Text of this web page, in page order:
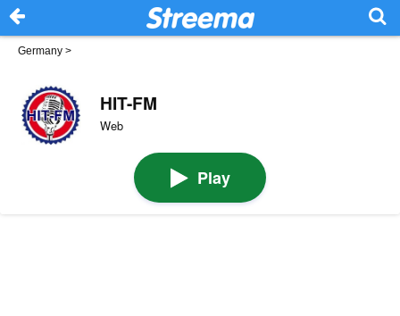
Germany >
HIT-FM
Web
Play